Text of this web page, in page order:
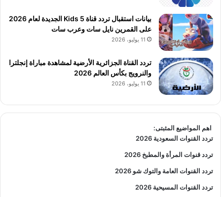
بيانات استقبال تردد قناة 5 Kids الجديدة لعام 2026
على القمرين نايل سات وعرب سات
11 يوليو، 2026
تردد القناة الجزائرية الأرضية لمشاهدة مباراة إنجلترا
والنرويج بكأس العالم 2026
11 يوليو، 2026
اهم المواضيع المثبتى:
تردد القنوات السعودية 2026
تردد قنوات المرأة والمطبخ 2026
تردد القنوات العامة والتوك شو 2026
تردد القنوات المسيحية 2026